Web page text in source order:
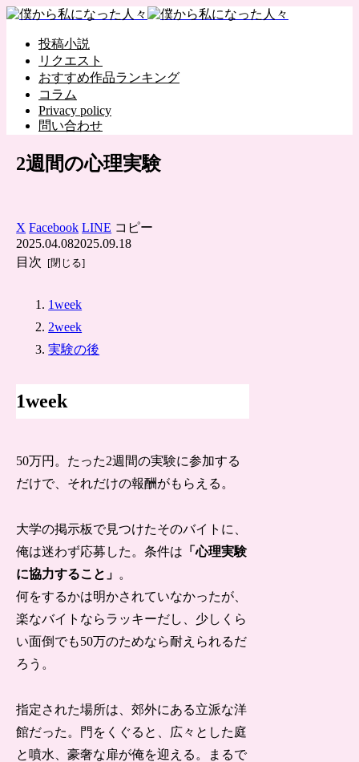
投稿小説
リクエスト
おすすめ作品ランキング
コラム
Privacy policy
問い合わせ
2週間の心理実験
X Facebook LINE コピー
2025.04.082025.09.18
目次
1week
2week
実験の後
1week
50万円。たった2週間の実験に参加する
だけで、それだけの報酬がもらえる。
大学の掲示板で見つけたそのバイトに、
俺は迷わず応募した。条件は 「心理実験
に協力すること」 。
何をするかは明かされていなかったが、
楽なバイトならラッキーだし、少しくら
い面倒でも50万のためなら耐えられるだ
ろう。
指定された場所は、郊外にある立派な洋
館だった。門をくぐると、広々とした庭
と噴水、豪奢な扉が俺を迎える。まるで